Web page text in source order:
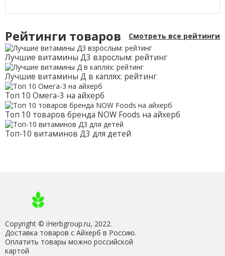
Рейтинги товаров Смотреть все рейтинги
Лучшие витамины Д3 взрослым: рейтинг
Лучшие витамины Д в каплях: рейтинг
Топ 10 Омега-3 на айхерб
Топ 10 товаров бренда NOW Foods на айхерб
Топ-10 витаминов Д3 для детей
Copyright © iHerbgroup.ru, 2022.
Доставка товаров с Айхерб в Россию.
Оплатить товары можно российской
картой